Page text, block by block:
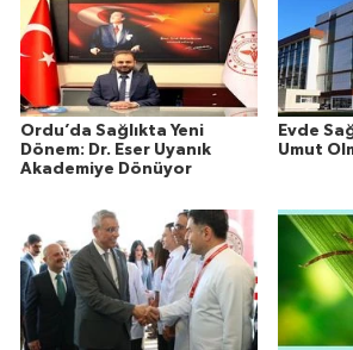
Ordu’da Sağlıkta Yeni
Dönem: Dr. Eser Uyanık
Akademiye Dönüyor
Evde
Umut